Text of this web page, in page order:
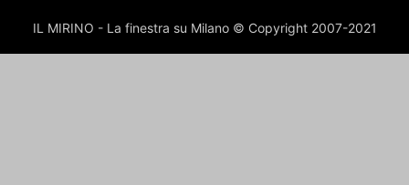
IL MIRINO - La finestra su Milano © Copyright 2007-2021